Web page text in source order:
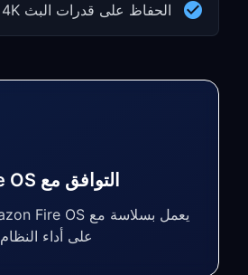
الحفاظ على قدرات البث 4K و HDR
التوافق مع Fire OS
على أداء النظام